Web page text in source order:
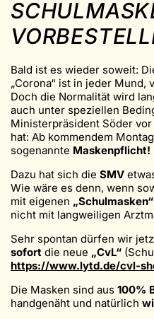
Bald ist es wieder soweit:
„Corona“ ist in jeder Mund,
Doch die Normalität wird
auch unter speziellen
Ministerpräsident Söder
hat: Ab kommendem
sogenannte Maskenpflicht!
Dazu hat sich die SMV
Wie wäre es denn, wenn
mit eigenen „Schulmasken“
nicht mit langweiligen
Sehr spontan dürfen wir
sofort die neue „CvL“
https://www.lytd.de/cvl-
Die Masken sind aus 100%
handgenäht und natürlich